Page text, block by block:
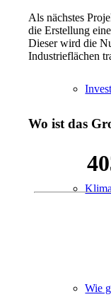
Wie
Als nächstes
die Erstellung
Dieser wird die
Industrieflächen
Wo ist das